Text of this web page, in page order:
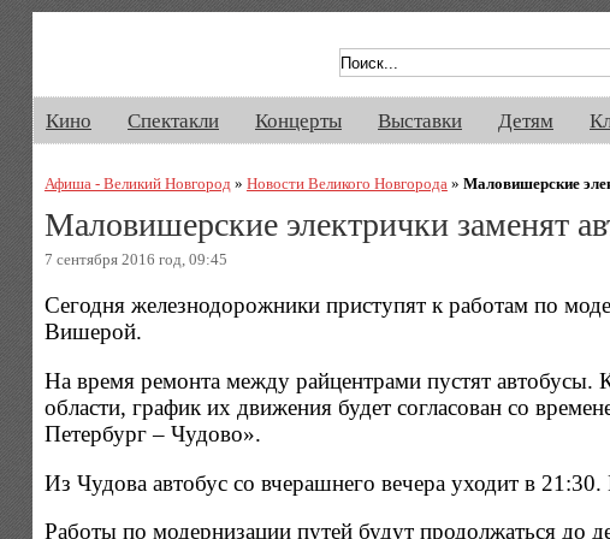
Кино Спектакли Концерты Выставки Детям
Афиша - Великий Новгород » Новости Великого Новгорода » Маловишерские
Маловишерские электрички заменят
7 сентября 2016 год, 09:45
Сегодня железнодорожники приступят к работам по
Вишерой.
На время ремонта между райцентрами пустят автобусы.
области, график их движения будет согласован со
Петербург – Чудово».
Из Чудова автобус со вчерашнего вечера уходит в
Работы по модернизации путей будут продолжаться до